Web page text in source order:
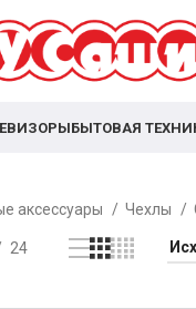
БЫТОВАЯ
аксессуары Чехлы
24